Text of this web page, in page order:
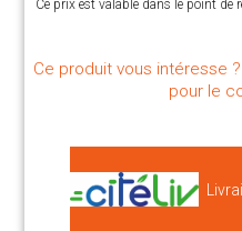
Ce prix est valable dans le point de
Ce produit vous intéresse
pour le